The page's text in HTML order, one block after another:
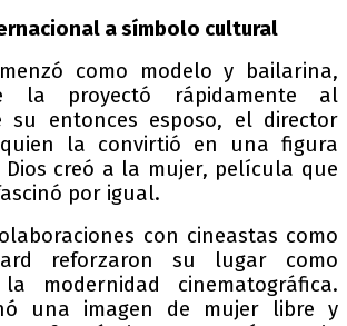
a símbolo cultural
como modelo y bailarina,
la proyectó rápidamente al
su entonces esposo, el director
quien la convirtió en una figura
creó a la mujer, película que
por igual.
con cineastas como
reforzaron su lugar como
modernidad cinematográfica.
una imagen de mujer libre y